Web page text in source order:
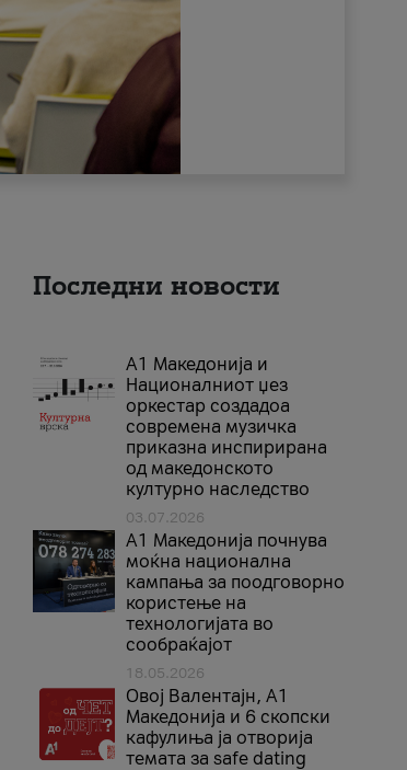
Последни новости
А1 Македонија и
Националниот џез
оркестар создадоа
современа музичка
приказна инспирирана
од македонското
културно наследство
03.07.2026
A1 Македонија почнува
моќна национална
кампања за поодговорно
користење на
технологијата во
сообраќајот
18.05.2026
Овој Валентајн, A1
Македонија и 6 скопски
кафулиња ја отворија
темата за safe dating